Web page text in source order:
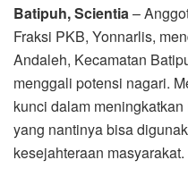
Batipuh, Scientia –
Fraksi PKB, Yonnarlis,
Andaleh, Kecamatan
menggali potensi nagari.
kunci dalam
yang nantinya bisa
kesejahteraan masyarakat.